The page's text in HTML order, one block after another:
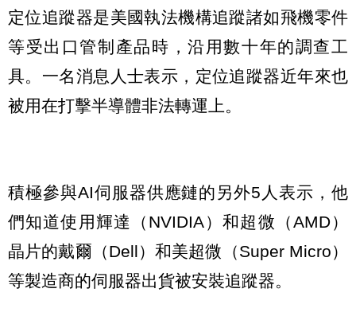
定位追蹤器是美國執法機構追蹤諸如飛機零件
等受出口管制產品時，沿用數十年的調查工
具。一名消息人士表示，定位追蹤器近年來也
被用在打擊半導體非法轉運上。
積極參與AI伺服器供應鏈的另外5人表示，他
們知道使用輝達（NVIDIA）和超微（AMD）
晶片的戴爾（Dell）和美超微（Super Micro）
等製造商的伺服器出貨被安裝追蹤器。